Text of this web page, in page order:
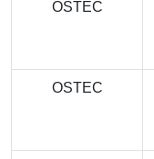
OSTEC
OSTEC